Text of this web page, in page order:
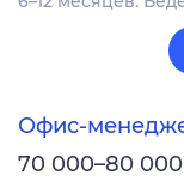
Офис-
70 000–80 000